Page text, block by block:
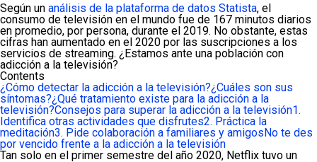
Según un análisis de la plataforma de datos Statista, el
consumo de televisión en el mundo fue de 167 minutos diarios
en promedio, por persona, durante el 2019. No obstante, estas
cifras han aumentado en el 2020 por las suscripciones a los
servicios de streaming. ¿Estamos ante una población con
adicción a la televisión?
Contents
¿Cómo detectar la adicción a la televisión?¿Cuáles son sus
síntomas?¿Qué tratamiento existe para la adicción a la
televisión?Consejos para superar la adicción a la televisión1.
Identifica otras actividades que disfrutes2. Práctica la
meditación3. Pide colaboración a familiares y amigosNo te des
por vencido frente a la adicción a la televisión
Tan solo en el primer semestre del año 2020, Netflix tuvo un